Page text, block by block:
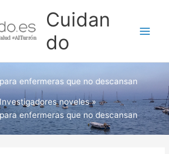
Cuidan
do
enfermeras que no descansan
noveles
enfermeras que no descansan